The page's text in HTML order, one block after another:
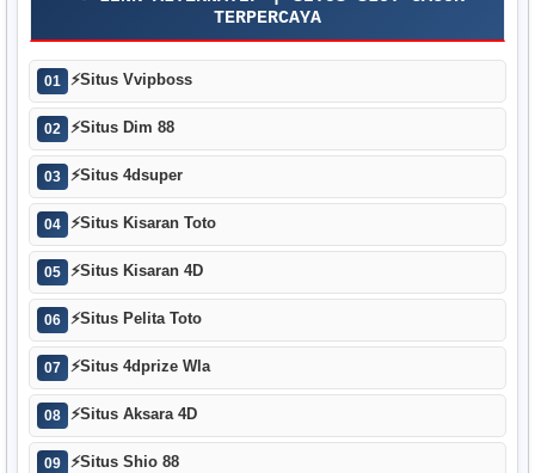
TERPERCAYA
01 ⚡Situs Vvipboss
02 ⚡Situs Dim 88
03 ⚡Situs 4dsuper
04 ⚡Situs Kisaran Toto
05 ⚡Situs Kisaran 4D
06 ⚡Situs Pelita Toto
07 ⚡Situs 4dprize Wla
08 ⚡Situs Aksara 4D
09 ⚡Situs Shio 88